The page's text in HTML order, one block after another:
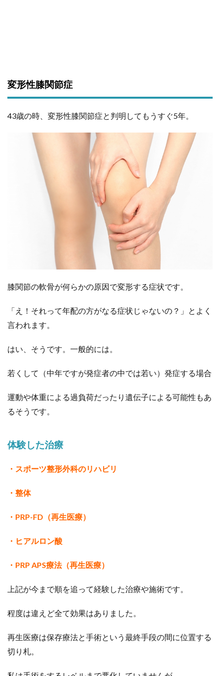
変形性膝関節症
43歳の時、変形性膝関節症と判明してもうすぐ5年。
膝関節の軟骨が何らかの原因で変形する症状です。
「え！それって年配の方がなる症状じゃないの？」とよく
言われます。
はい、そうです。一般的には。
若くして（中年ですが発症者の中では若い）発症する場合
運動や体重による過負荷だったり遺伝子による可能性もあ
るそうです。
体験した治療
・スポーツ整形外科のリハビリ
・整体
・PRP-FD（再生医療）
・ヒアルロン酸
・PRP APS療法（再生医療）
上記が今まで順を追って経験した治療や施術です。
程度は違えど全て効果はありました。
再生医療は保存療法と手術という最終手段の間に位置する
切り札。